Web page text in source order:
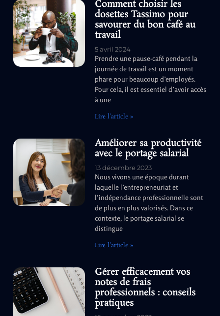
Comment choisir les
dosettes Tassimo pour
savourer du bon café au
travail
5 avril 2024
Prendre une pause-café pendant la
journée de travail est un moment
phare pour beaucoup d’employés.
Pour cela, il est essentiel d’avoir accès
à une
Lire l'article »
Améliorer sa productivité
avec le portage salarial
13 décembre 2023
Nous vivons une époque durant
laquelle l’entrepreneuriat et
l’indépendance professionnelle sont
de plus en plus valorisés. Dans ce
contexte, le portage salarial se
distingue
Lire l'article »
Gérer efficacement vos
notes de frais
professionnels : conseils
pratiques